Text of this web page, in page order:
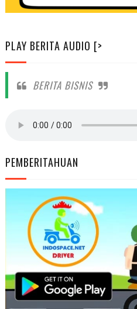
PLAY BERITA AUDIO [>
BERITA BISNIS
PEMBERITAHUAN